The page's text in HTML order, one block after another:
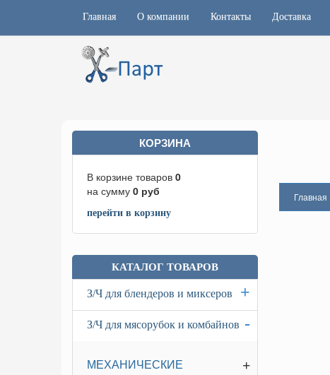
Главная О компании Контакты Доставка
Главная
КОРЗИНА
В корзине товаров 0
на сумму 0 руб
перейти в корзину
КАТАЛОГ ТОВАРОВ
+
З/Ч для блендеров и миксеров
-
З/Ч для мясорубок и комбайнов
+
МЕХАНИЧЕСКИЕ